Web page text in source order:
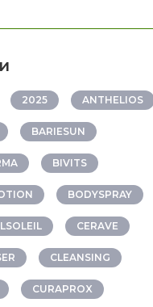
2025 ANTHELIOS
BARIESUN
BIVITS
BODYSPRAY
CERAVE
CLEANSING
CURAPROX